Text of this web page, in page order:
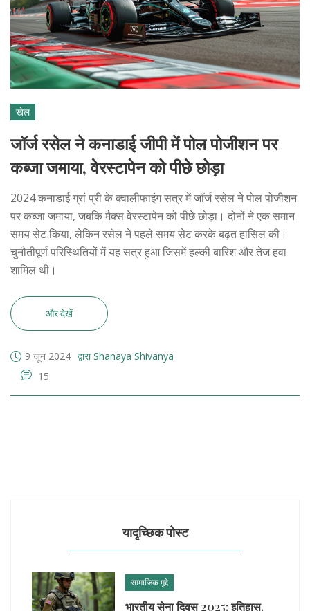
खेल
जॉर्ज रसेल ने कनाडाई जीपी में पोल पोजीशन पर
कब्जा जमाया, वेरस्टापेन को पीछे छोड़ा
2024 कनाडाई ग्रां प्री के क्वालीफाइंग सत्र में जॉर्ज रसेल ने पोल पोजीशन
पर कब्जा जमाया, जबकि मैक्स वेरस्टापेन को पीछे छोड़ा। दोनों ने एक समान
समय सेट किया, लेकिन रसेल ने पहले समय सेट करके बढ़त हासिल की।
चुनौतीपूर्ण परिस्थितियों में यह सत्र हुआ जिसमें हल्की बारिश और तेज हवा
शामिल थी।
और देखें
9 जून 2024 द्वारा Shanaya Shivanya
15
यादृच्छिक पोस्ट
सामाजिक मुद्दे
भारतीय सेना दिवस 2025: इतिहास,